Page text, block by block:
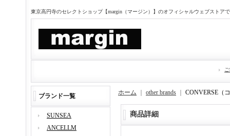
東京高円寺のセレクトショップ【margin（マージン）】のオフィシャルウェブストア
ブランド一覧
SUNSEA
ANCELLM
ホーム other brands CONVERSE（
商品詳細